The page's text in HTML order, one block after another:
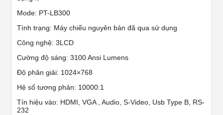
Mode: PT-LB300
Tình trạng: Máy chiếu nguyên bản đã qua sử dụng
Công nghệ: 3LCD
Cường độ sáng: 3100 Ansi Lumens
Độ phân giải: 1024×768
Hệ số tương phản: 10000:1
Tín hiệu vào: HDMI, VGA , Audio, S-Video, Usb Type B, RS-
232